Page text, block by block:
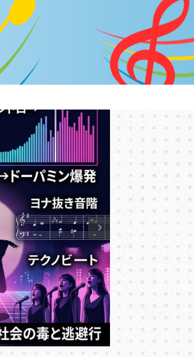
「C調言
は？～男
【サザン
サザンオー
ど、ちゃん
トアルバム
と、初期の
「勝手にシ
ったか解説
とは？～急
ReadMore